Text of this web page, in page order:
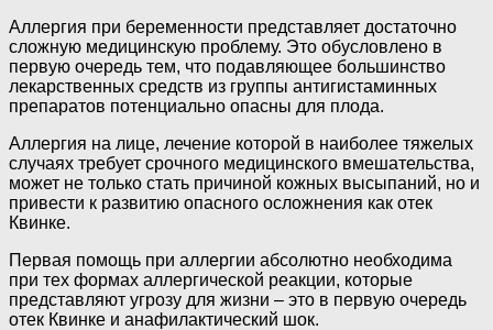
Аллергия при беременности представляет достаточно
сложную медицинскую проблему. Это обусловлено в
первую очередь тем, что подавляющее большинство
лекарственных средств из группы антигистаминных
препаратов потенциально опасны для плода.
Аллергия на лице, лечение которой в наиболее тяжелых
случаях требует срочного медицинского вмешательства,
может не только стать причиной кожных высыпаний, но и
привести к развитию опасного осложнения как отек
Квинке.
Первая помощь при аллергии абсолютно необходима
при тех формах аллергической реакции, которые
представляют угрозу для жизни – это в первую очередь
отек Квинке и анафилактический шок.